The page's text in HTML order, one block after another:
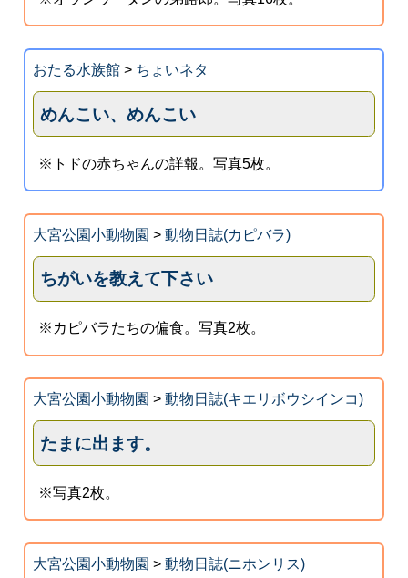
おたる水族館> ちょいネタ
めんこい、めんこい
※トドの赤ちゃんの詳報。写真5枚。
大宮公園小動物園 > 動物日誌(カピバラ)
ちがいを教えて下さい
※カピバラたちの偏食。写真2枚。
大宮公園小動物園 > 動物日誌(キエリボウシインコ)
たまに出ます。
※写真2枚。
大宮公園小動物園 > 動物日誌(ニホンリス)